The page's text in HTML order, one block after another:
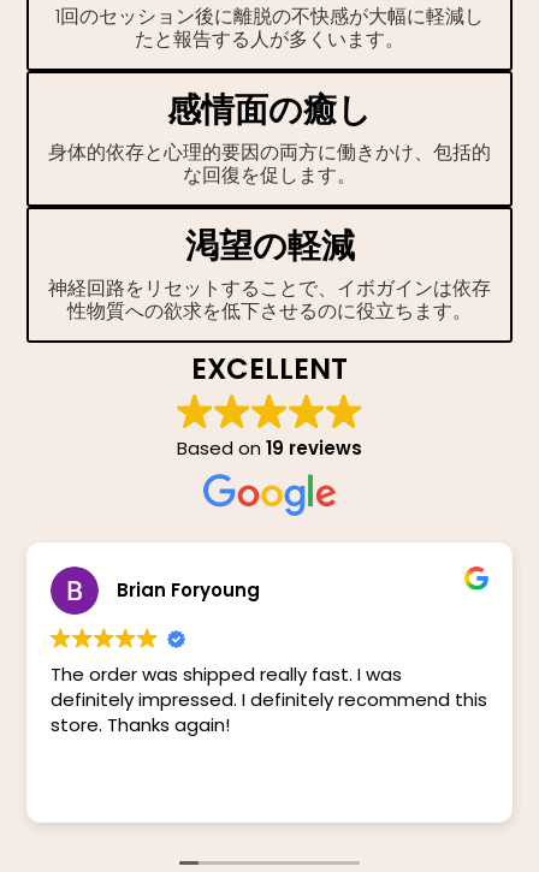
1回のセッション後に離脱の不快感が大幅に軽減し
たと報告する人が多くいます。
感情面の癒し
身体的依存と心理的要因の両方に働きかけ、包括的
な回復を促します。
渇望の軽減
神経回路をリセットすることで、イボガインは依存
性物質への欲求を低下させるのに役立ちます。
EXCELLENT
Based on 19 reviews
Brian Foryoung
The order was shipped really fast. I was
definitely impressed. I definitely recommend this
store. Thanks again!